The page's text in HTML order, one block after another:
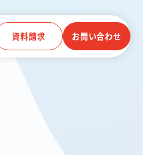
資料請求 お問い合わせ